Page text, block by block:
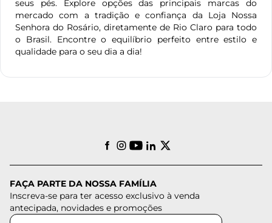
seus pés. Explore opções das principais marcas do
mercado com a tradição e confiança da Loja Nossa
Senhora do Rosário, diretamente de Rio Claro para todo
o Brasil. Encontre o equilíbrio perfeito entre estilo e
qualidade para o seu dia a dia!
FAÇA PARTE DA NOSSA FAMÍLIA
Inscreva-se para ter acesso exclusivo à venda
antecipada, novidades e promoções